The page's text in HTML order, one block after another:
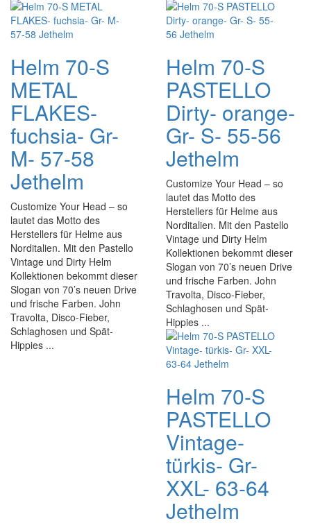
Helm 70-S
METAL
FLAKES-
fuchsia- Gr-
M- 57-58
Jethelm
Customize Your Head – so
lautet das Motto des
Herstellers für Helme aus
Norditalien. Mit den Pastello
Vintage und Dirty Helm
Kollektionen bekommt dieser
Slogan von 70’s neuen Drive
und frische Farben. John
Travolta, Disco-Fieber,
Schlaghosen und Spät-
Hippies ...
Helm 70-S
PASTELLO
Dirty- orange-
Gr- S- 55-56
Jethelm
Customize Your Head – so
lautet das Motto des
Herstellers für Helme aus
Norditalien. Mit den Pastello
Vintage und Dirty Helm
Kollektionen bekommt dieser
Slogan von 70’s neuen Drive
und frische Farben. John
Travolta, Disco-Fieber,
Schlaghosen und Spät-
Hippies ...
Helm 70-S
PASTELLO
Vintage-
türkis- Gr-
XXL- 63-64
Jethelm